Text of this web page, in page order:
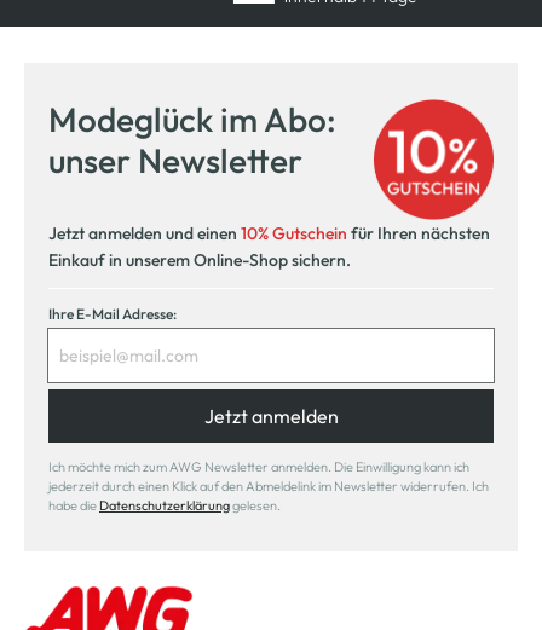
Modeglück im Abo:
unser Newsletter
Jetzt anmelden und einen 10% Gutschein für Ihren nächsten
Einkauf in unserem Online-Shop sichern.
Ihre E-Mail Adresse:
Jetzt anmelden
Ich möchte mich zum AWG Newsletter anmelden. Die Einwilligung kann ich
jederzeit durch einen Klick auf den Abmeldelink im Newsletter widerrufen. Ich
habe die Datenschutzerklärunggelesen.